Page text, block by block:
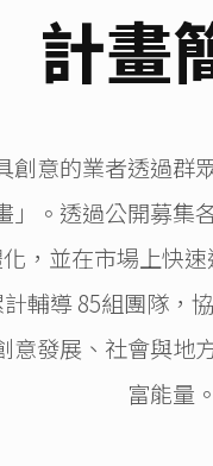
計畫
創意的業者透過群
」。透過公開募集
，並在市場上快
輔導 85組團隊，
意發展、社會與地
富能量。